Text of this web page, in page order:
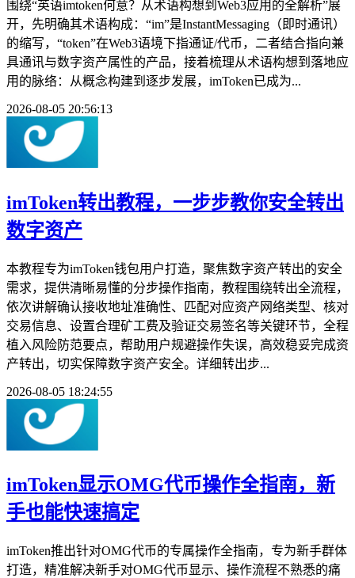
围绕“英语imtoken何意？从术语构想到Web3应用的全解析”展
开，先明确其术语构成：“im”是InstantMessaging（即时通讯）
的缩写，“token”在Web3语境下指通证/代币，二者结合指向兼
具通讯与数字资产属性的产品，接着梳理从术语构想到落地应
用的脉络：从概念构建到逐步发展，imToken已成为...
2026-08-05 20:56:13
imToken转出教程，一步步教你安全转出
数字资产
本教程专为imToken钱包用户打造，聚焦数字资产转出的安全
需求，提供清晰易懂的分步操作指南，教程围绕转出全流程，
依次讲解确认接收地址准确性、匹配对应资产网络类型、核对
交易信息、设置合理矿工费及验证交易签名等关键环节，全程
植入风险防范要点，帮助用户规避操作失误，高效稳妥完成资
产转出，切实保障数字资产安全。详细转出步...
2026-08-05 18:24:55
imToken显示OMG代币操作全指南，新
手也能快速搞定
imToken推出针对OMG代币的专属操作全指南，专为新手群体
打造，精准解决新手对OMG代币显示、操作流程不熟悉的痛